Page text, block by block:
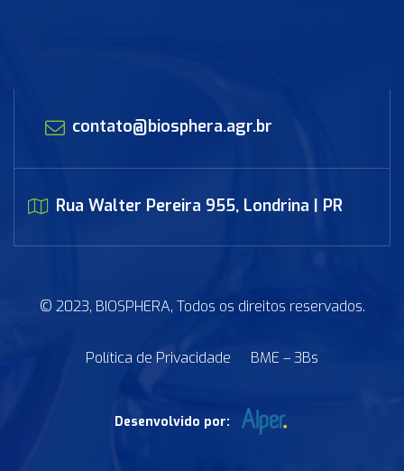
contato@biosphera.agr.br
Rua Walter Pereira 955, Londrina | PR
© 2023, BIOSPHERA, Todos os direitos reservados.
Política de Privacidade BME – 3Bs
Desenvolvido por: